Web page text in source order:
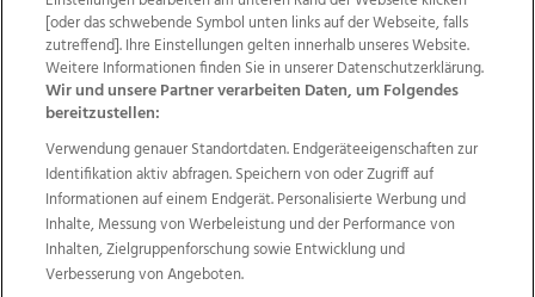
Wir über uns Mediadaten Kontakt
Jobs
Datenschutz
Impressum
AGB Anzeigekunden
AGB Website
Ehrenkodex Politische Werbung
Weitere Angebote des Medienhauses Wimmer
TV1 di-mog-i.at OÖNow
Ischler Woche
Life Radio
OÖNachrichten
OÖN Immobilien
OÖN Karriere
OÖN Reise
Promenaden Galerien
Regionaljobs
wasistlos.at wirtrauern.at
[oder das schwebende Symbol unten links auf der Webseite, falls
zutreffend]. Ihre Einstellungen gelten innerhalb unseres Website.
Weitere Informationen finden Sie in unserer Datenschutzerklärung.
Wir und unsere Partner verarbeiten Daten, um Folgendes
bereitzustellen:
Verwendung genauer Standortdaten. Endgeräteeigenschaften zur
Identifikation aktiv abfragen. Speichern von oder Zugriff auf
Informationen auf einem Endgerät. Personalisierte Werbung und
Inhalte, Messung von Werbeleistung und der Performance von
Inhalten, Zielgruppenforschung sowie Entwicklung und
Verbesserung von Angeboten.